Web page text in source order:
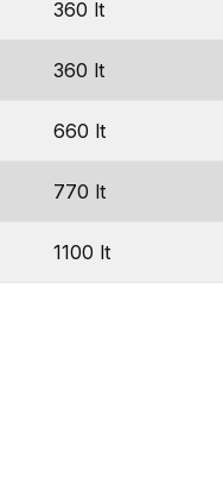
360 lt
360 lt
660 lt
770 lt
1100 lt